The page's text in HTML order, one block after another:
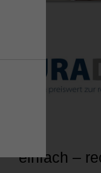
einfach –